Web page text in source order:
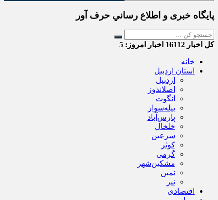
پایگاه خبری و اطلاع رساني حرف آور
کل اخبار اخبار امروز: 5
خانه
استان اردبیل
اردبیل
اصلاندوز
انگوت
بیله‌سوار
پارس‌آباد
خلخال
سرعین
کوثر
گرمی
مشکین‌شهر
نمین
نیر
اقتصادی